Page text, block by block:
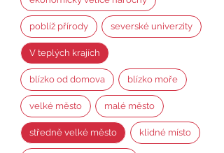
poblíž přírody severské univerzity
V teplých krajích
blízko od domova blízko moře
velké město malé město
středně velké město klidné místo